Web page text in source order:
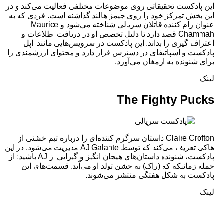
این پادکست تحقیقاتی روی موضوعات مختلفی فعالیت می‌کند و در
این بخش تمرکز خود را روی جیمز هالند گذاشته است. فردی که به
عنوان رام کننده قاتلان سریالی شناخته می‌شود و Maurice
Chammah قصد دارد تا دلیل تخصص او در دریافت اطلاعات و
اعتراف گیری را بداند. این پادکست در سرویس‌هایی مانند: اپل
پادکست و اسپاتیفای در دسترس قرار دارد و محتوای ارزشمندی را
برای شنونده به ارمغان می‌آورد.
لینک
The Fighty Pucks
Claire Crofton داستان سرگرم کننده‌ای را درباره تیم خشنی از
هاکی تعریف می‌کند که توسط AJ Galante مدیریت می‌شود. در این
پادکست، شنونده داستان‌های هیجان‌ انگیز و گیرایی از AJ باشید؛ از
جمله زمانیکه که (راک) به جشن تولد او می‌آید. قسمت‌های این
پادکست به شکل هفتگی منتشر می‌شوند.
لینک